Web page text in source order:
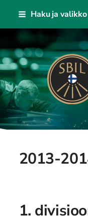
Siirry
sisältöön
Haku ja valikko
2013-
1.